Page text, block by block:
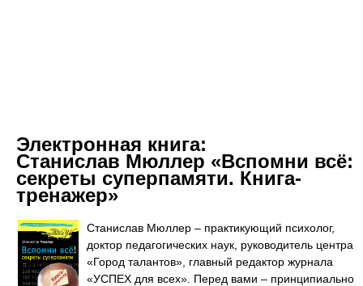
Электронная книга:
Станислав Мюллер «Вспомни всё:
секреты суперпамяти. Книга-
тренажер»
Станислав Мюллер – практикующий психолог,
доктор педагогических наук, руководитель центра
«Город талантов», главный редактор журнала
«УСПЕХ для всех». Перед вами – принципиально